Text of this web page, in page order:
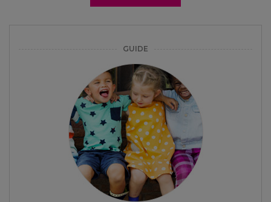
GUIDE